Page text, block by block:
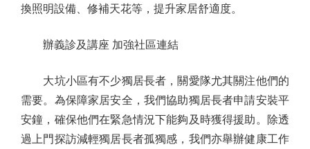
換照明設備、修補天花等，提升家居舒適度。
辦義診及講座 加強社區連結
大坑小區有不少獨居長者，關愛隊尤其關注他們的
需要。為保障家居安全，我們協助獨居長者申請安裝平
安鐘，確保他們在緊急情況下能夠及時獲得援助。除透
過上門探訪減輕獨居長者孤獨感，我們亦舉辦健康工作